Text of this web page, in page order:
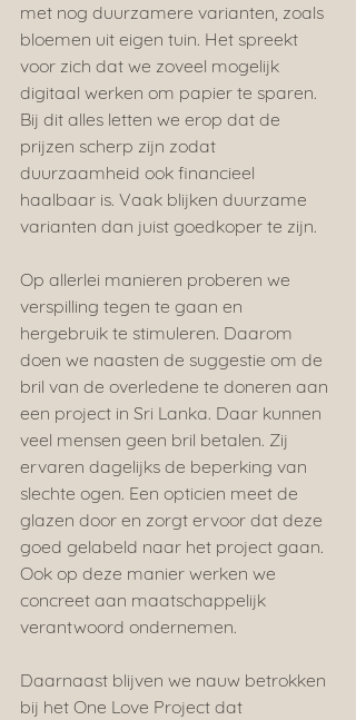
met nog duurzamere varianten, zoals
bloemen uit eigen tuin. Het spreekt
voor zich dat we zoveel mogelijk
digitaal werken om papier te sparen.
Bij dit alles letten we erop dat de
prijzen scherp zijn zodat
duurzaamheid ook financieel
haalbaar is. Vaak blijken duurzame
varianten dan juist goedkoper te zijn.
Op allerlei manieren proberen we
verspilling tegen te gaan en
hergebruik te stimuleren. Daarom
doen we naasten de suggestie om de
bril van de overledene te doneren aan
een project in Sri Lanka. Daar kunnen
veel mensen geen bril betalen. Zij
ervaren dagelijks de beperking van
slechte ogen. Een opticien meet de
glazen door en zorgt ervoor dat deze
goed gelabeld naar het project gaan.
Ook op deze manier werken we
concreet aan maatschappelijk
verantwoord ondernemen.
Daarnaast blijven we nauw betrokken
bij het One Love Project dat